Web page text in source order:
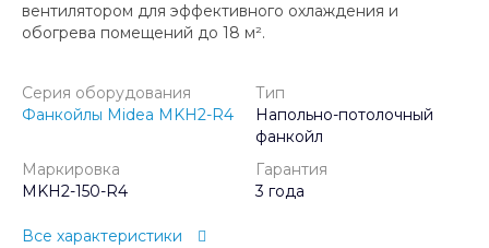
вентилятором для эффективного охлаждения и
обогрева помещений до 18 м².
Серия оборудования
Фанкойлы Midea MKH2-R4
Тип
Напольно-потолочный
фанкойл
Маркировка
MKH2-150-R4
Гарантия
3 года
Все характеристики